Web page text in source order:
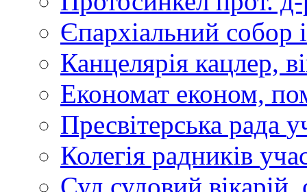
Єпархіальний собор
Канцелярія кацлер,
Економат економ,
Пресвітерська рада
Колегія радників